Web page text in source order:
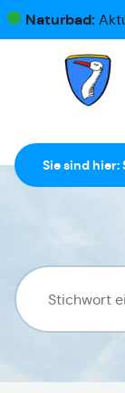
Naturbad:
Sie sind hier: